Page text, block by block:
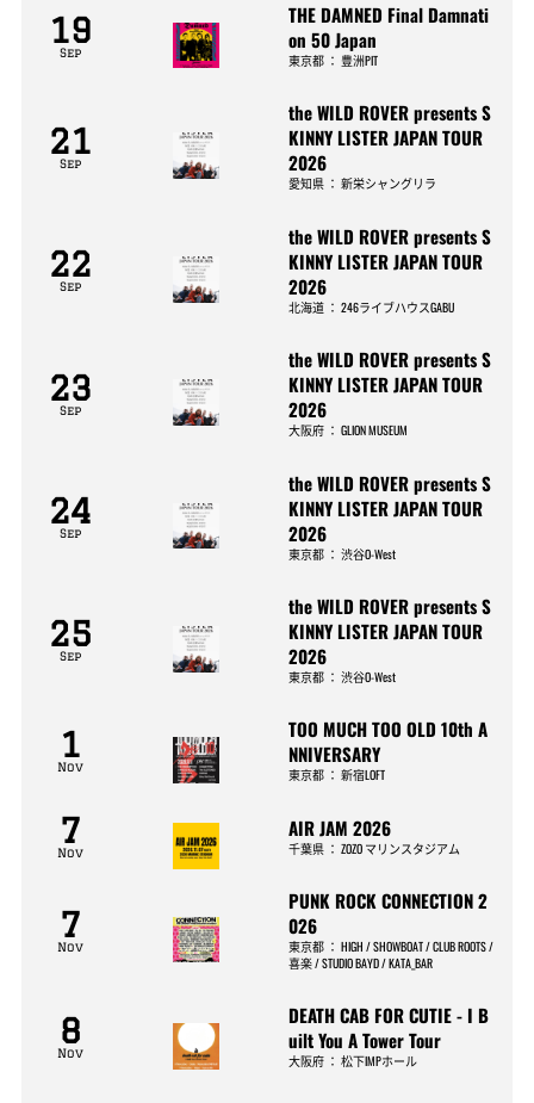
19
Sep
THE DAMNED Final Damnati
on 50 Japan
東京都 ：豊洲PIT
21
Sep
the WILD ROVER presents S
KINNY LISTER JAPAN TOUR
2026
愛知県 ：新栄シャングリラ
22
Sep
the WILD ROVER presents S
KINNY LISTER JAPAN TOUR
2026
北海道 ：246ライブハウスGABU
23
Sep
the WILD ROVER presents S
KINNY LISTER JAPAN TOUR
2026
大阪府 ：GLION MUSEUM
24
Sep
the WILD ROVER presents S
KINNY LISTER JAPAN TOUR
2026
東京都 ：渋谷O-West
25
Sep
the WILD ROVER presents S
KINNY LISTER JAPAN TOUR
2026
東京都 ：渋谷O-West
1
Nov
TOO MUCH TOO OLD 10th A
NNIVERSARY
東京都 ：新宿LOFT
7
Nov
AIR JAM 2026
千葉県 ：ZOZO マリンスタジアム
7
Nov
PUNK ROCK CONNECTION 2
026
東京都 ：HIGH / SHOWBOAT / CLUB ROOTS /
喜楽 / STUDIO BAYD / KATA_BAR
8
Nov
DEATH CAB FOR CUTIE - I B
uilt You A Tower Tour
大阪府 ：松下IMPホール